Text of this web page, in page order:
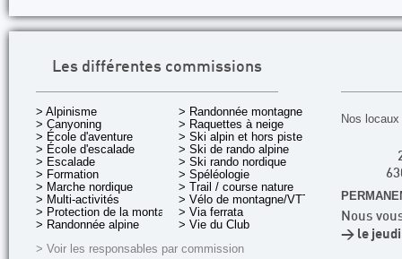
Les différentes commissions
> Alpinisme
> Canyoning
> École d'aventure
> École d'escalade
> Escalade
> Formation
> Marche nordique
> Multi-activités
> Protection de la montagne
> Randonnée alpine
> Randonnée montagne
> Raquettes à neige
> Ski alpin et hors piste
> Ski de rando alpine
> Ski rando nordique
> Spéléologie
> Trail / course nature
> Vélo de montagne/VTT
> Via ferrata
> Vie du Club
> Voir les responsables par commission
Nos
Nous
> le jeudi